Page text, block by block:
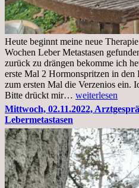
Heute beginnt meine neue
Wochen Leber Metastasen
zurück zu drängen bekomme ich
erste Mal 2 Hormonspritzen in den
zum ersten Mal die Verzenios ein.
Bitte drückt mir… Mittwoch,
09.11.2022
weiterlesen
Mittwoch, 02.11.2022,
Lebermetastasen